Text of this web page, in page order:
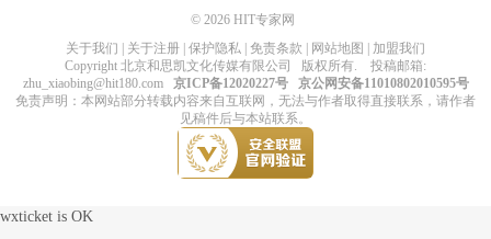
© 2026 HIT专家网
关于我们
关于注册 保护隐私 免责条款 网站地图
加盟我们
Copyright 北京和思凯文化传媒有限公司 版权所有. 投稿邮箱:
zhu_xiaobing@hit180.com
京ICP备12020227号
京公网安备11010802010595号
免责声明：本网站部分转载内容来自互联网，无法与作者取得直接联系，请作者
见稿件后与本站联系。
wxticket is OK